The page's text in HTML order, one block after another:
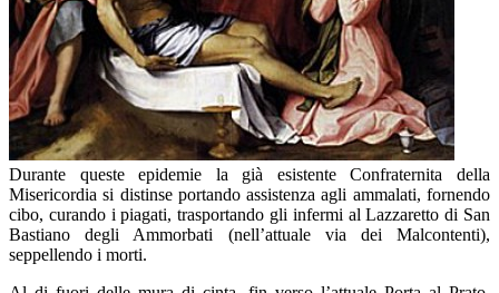
Durante queste epidemie la già esistente Confraternita della
Misericordia si distinse portando assistenza agli ammalati, fornendo
cibo, curando i piagati, trasportando gli infermi al Lazzaretto di San
Bastiano degli Ammorbati (nell’attuale via dei Malcontenti),
seppellendo i morti.